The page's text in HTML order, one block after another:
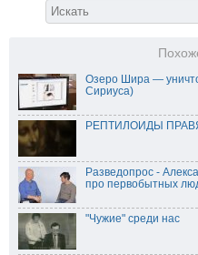
Озеро Шира —
Сириуса)
РЕПТИЛОИДЫ
Разведопрос -
про первобытных
"Чужие" среди нас